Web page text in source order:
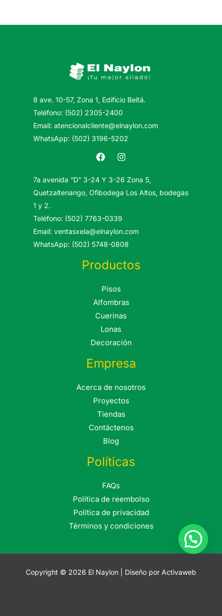
8 ave. 10-57, Zona 1, Edificio Beitá.
Teléfono: (502) 2305-2400
Email: atencionalcliente@elnaylon.com
WhatsApp: (502) 3196-5202
7a avenida “D” 3-24 Y 3-26 Zona 5,
Quetzaltenango, Ofibodega Los Altos, bodegas
1 y 2.
Teléfono: (502) 7763-0339
Email: ventasxela@elnaylon.com
WhatsApp: (502) 5748-0808
Productos
Pisos
Alfombras
Cuerinas
Lonas
Decoración
Empresa
Acerca de nosotros
Proyectos
Tiendas
Contáctenos
Blog
Políticas
FAQs
Politica de reembolso
Política de privacidad
Términos y condiciones
Copyright © 2026 El Naylon | Diseño por Activaweb